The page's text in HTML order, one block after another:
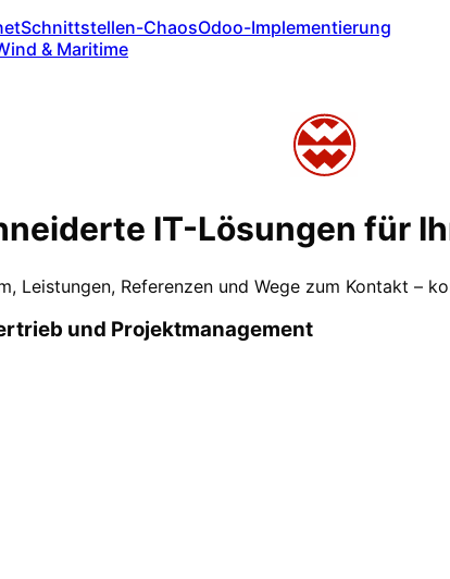
Schnittstellen-ChaosOdoo-Implementierung
& Maritime
IT-Lösungen für
Leistungen, Referenzen und Wege zum Kontakt –
und Projektmanagement